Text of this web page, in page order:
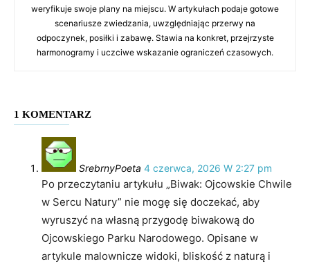
weryfikuje swoje plany na miejscu. W artykułach podaje gotowe
scenariusze zwiedzania, uwzględniając przerwy na
odpoczynek, posiłki i zabawę. Stawia na konkret, przejrzyste
harmonogramy i uczciwe wskazanie ograniczeń czasowych.
1 KOMENTARZ
SrebrnyPoeta 4 czerwca, 2026 W 2:27 pm
Po przeczytaniu artykułu „Biwak: Ojcowskie Chwile
w Sercu Natury” nie mogę się doczekać, aby
wyruszyć na własną przygodę biwakową do
Ojcowskiego Parku Narodowego. Opisane w
artykule malownicze widoki, bliskość z naturą i